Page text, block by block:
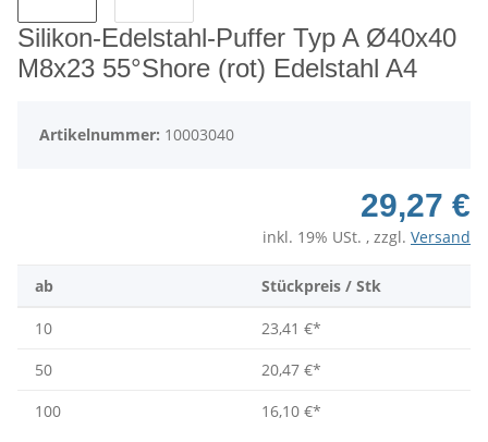
Silikon-Edelstahl-Puffer Typ A Ø40x40
M8x23 55°Shore (rot) Edelstahl A4
Artikelnummer: 10003040
29,27 €
inkl. 19% USt. , zzgl. Versand
ab Stückpreis / Stk
10 23,41 €*
50
20,47 €*
100
16,10 €*